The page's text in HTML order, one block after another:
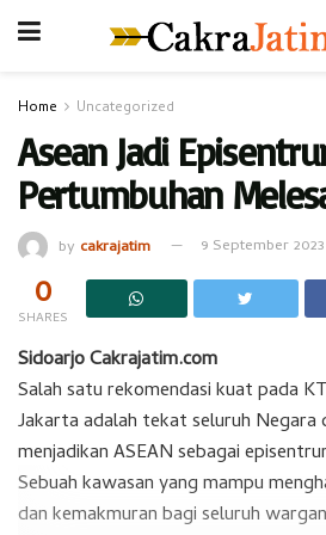
Home Uncategorized
Asean Jadi
Pertumbuhan
by cakrajatim 9 September 2023
0
SHARES
Sidoarjo Cakrajatim.com
Salah satu rekomendasi kuat pada
Jakarta adalah tekat seluruh Negara
menjadikan ASEAN sebagai
Sebuah kawasan yang mampu
dan kemakmuran bagi seluruh